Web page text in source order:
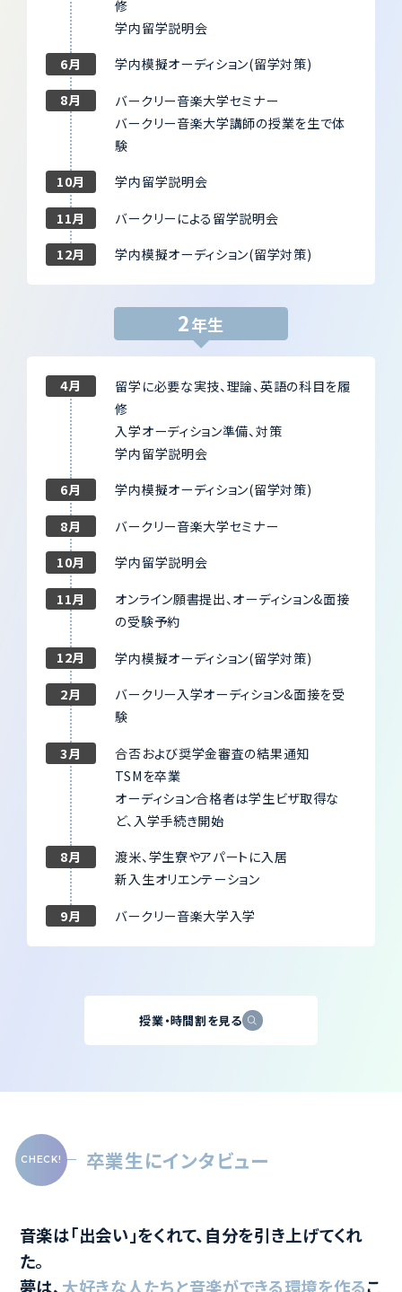
留学に必要な実技、理論、英語の科目を履
修
学内留学説明会
6月 学内模擬オーディション(留学対策)
8月
バークリー音楽大学セミナー
バークリー音楽大学講師の授業を生で体
験
10月 学内留学説明会
11月 バークリーによる留学説明会
学内模擬オーディション(留学対策)
2年生
4月
留学に必要な実技、理論、英語の科目を履
修
入学オーディション準備、対策
学内留学説明会
6月 学内模擬オーディション(留学対策)
8月 バークリー音楽大学セミナー
10月 学内留学説明会
11月
オンライン願書提出、オーディション&面接
の受験予約
12月 学内模擬オーディション(留学対策)
2月
バークリー入学オーディション&面接を受
験
3月
合否および奨学金審査の結果通知
TSMを卒業
オーディション合格者は学生ビザ取得な
ど、入学手続き開始
8月
渡米、学生寮やアパートに入居
新入生オリエンテーション
9月 バークリー音楽大学入学
授業・時間割を見る
音楽は「出会い」をくれて、自分を引き上げてくれ